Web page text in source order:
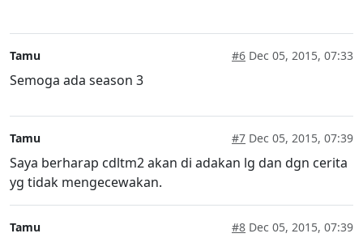
Tamu #6 Dec 05, 2015, 07:33
Semoga ada season 3
Tamu #7 Dec 05, 2015, 07:39
Saya berharap cdltm2 akan di adakan lg dan dgn cerita
yg tidak mengecewakan.
Tamu #8 Dec 05, 2015, 07:39